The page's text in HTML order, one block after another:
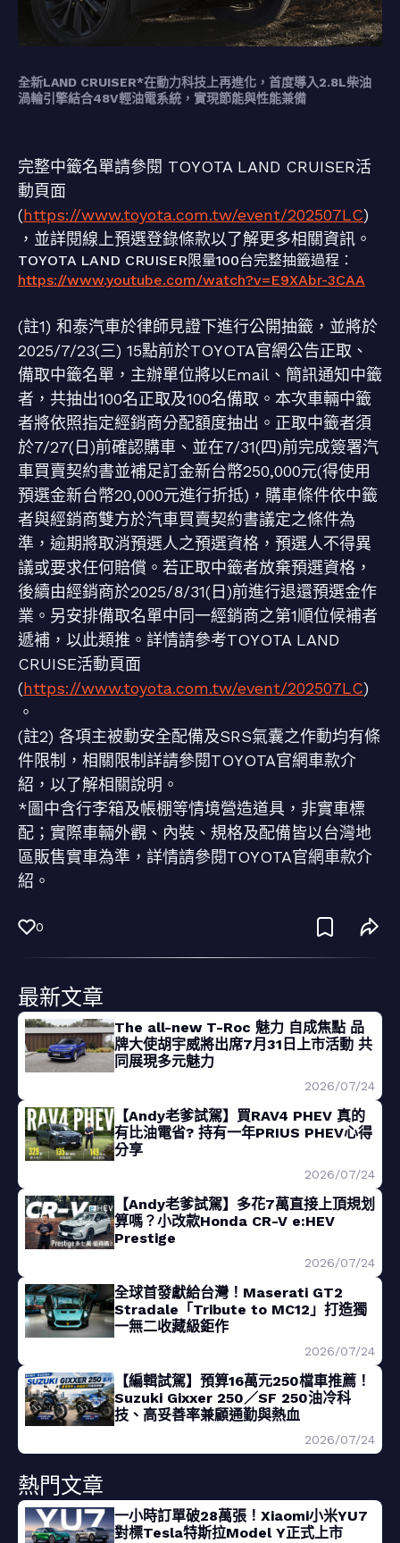
全新LAND CRUISER*在動力科技上再進化，首度導入2.8L柴油
渦輪引擎結合48V輕油電系統，實現節能與性能兼備
完整中籤名單請參閱 TOYOTA LAND CRUISER活
動頁面
(https://www.toyota.com.tw/event/202507LC)
，並詳閱線上預選登錄條款以了解更多相關資訊。
TOYOTA LAND CRUISER限量100台完整抽籤過程：
https://www.youtube.com/watch?v=E9XAbr-3CAA
(註1) 和泰汽車於律師見證下進行公開抽籤，並將於
2025/7/23(三) 15點前於TOYOTA官網公告正取、
備取中籤名單，主辦單位將以Email、簡訊通知中籤
者，共抽出100名正取及100名備取。本次車輛中籤
者將依照指定經銷商分配額度抽出。正取中籤者須
於7/27(日)前確認購車、並在7/31(四)前完成簽署汽
車買賣契約書並補足訂金新台幣250,000元(得使用
預選金新台幣20,000元進行折抵)，購車條件依中籤
者與經銷商雙方於汽車買賣契約書議定之條件為
準，逾期將取消預選人之預選資格，預選人不得異
議或要求任何賠償。若正取中籤者放棄預選資格，
後續由經銷商於2025/8/31(日)前進行退還預選金作
業。另安排備取名單中同一經銷商之第1順位候補者
遞補，以此類推。詳情請參考TOYOTA LAND
CRUISE活動頁面
(https://www.toyota.com.tw/event/202507LC)
。
(註2) 各項主被動安全配備及SRS氣囊之作動均有條
件限制，相關限制詳請參閱TOYOTA官網車款介
紹，以了解相關說明。
*圖中含行李箱及帳棚等情境營造道具，非實車標
配；實際車輛外觀、內裝、規格及配備皆以台灣地
區販售實車為準，詳情請參閱TOYOTA官網車款介
紹。
0
最新文章
The all-new T-Roc 魅力 自成焦點 品
牌大使胡宇威將出席7月31日上市活動 共
同展現多元魅力
2026/07/24
【Andy老爹試駕】買RAV4 PHEV 真的
有比油電省? 持有一年PRIUS PHEV心得
分享
2026/07/24
【Andy老爹試駕】多花7萬直接上頂規划
算嗎？小改款Honda CR-V e:HEV
Prestige
2026/07/24
全球首發獻給台灣！Maserati GT2
Stradale「Tribute to MC12」打造獨
一無二收藏級鉅作
2026/07/24
【編輯試駕】預算16萬元250檔車推薦！
Suzuki Gixxer 250／SF 250油冷科
技、高妥善率兼顧通勤與熱血
2026/07/24
熱門文章
一小時訂單破28萬張！Xiaomi小米YU7
對標Tesla特斯拉Model Y正式上市